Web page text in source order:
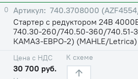
0
740.3708000
Стартер с редуктором 24В
740.30-260/740.50-360/740.51-
КАМАЗ-ЕВРО-2) (MAHLE/Letrica)
Цена с НДС
30 700 руб.
К схеме